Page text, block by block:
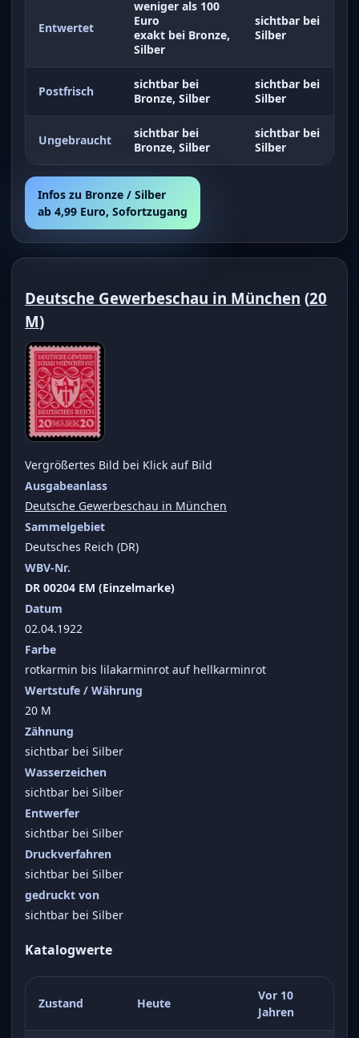
Entwertet
weniger als 100
Euro
exakt bei Bronze,
Silber
sichtbar bei
Silber
Postfrisch
sichtbar bei
Bronze, Silber
sichtbar bei
Silber
Ungebraucht
sichtbar bei
Bronze, Silber
sichtbar bei
Silber
Infos zu Bronze / Silber
ab 4,99 Euro, Sofortzugang
Deutsche Gewerbeschau in München (20
M)
Vergrößertes Bild bei Klick auf Bild
Ausgabeanlass
Deutsche Gewerbeschau in München
Sammelgebiet
Deutsches Reich (DR)
WBV-Nr.
DR 00204 EM (Einzelmarke)
Datum
02.04.1922
Farbe
rotkarmin bis lilakarminrot auf hellkarminrot
Wertstufe / Währung
20 M
Zähnung
sichtbar bei Silber
Wasserzeichen
sichtbar bei Silber
Entwerfer
sichtbar bei Silber
Druckverfahren
sichtbar bei Silber
gedruckt von
sichtbar bei Silber
Katalogwerte
Zustand Heute
Vor 10
Jahren